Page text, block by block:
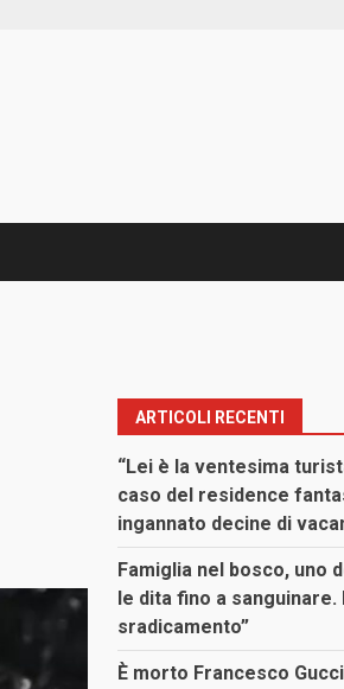
ARTICOLI RECENTI
“Lei è la ventesima
caso del residence
ingannato decine di
Famiglia nel bosco, uno
le dita fino a sanguinare.
sradicamento”
È morto Francesco